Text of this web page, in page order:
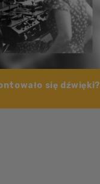
się dźwięki?